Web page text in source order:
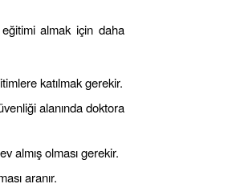
eğitimi almak için daha
katılmak gerekir.
alanında doktora
almış olması gerekir.
aranır.